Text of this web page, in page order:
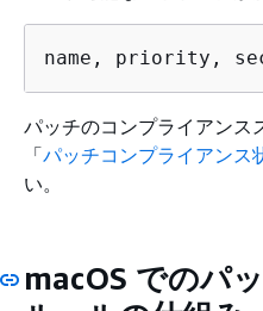
name, priority,
パッチのコンプライアンス
「パッチコンプライアンス
い。
macOS でのパ